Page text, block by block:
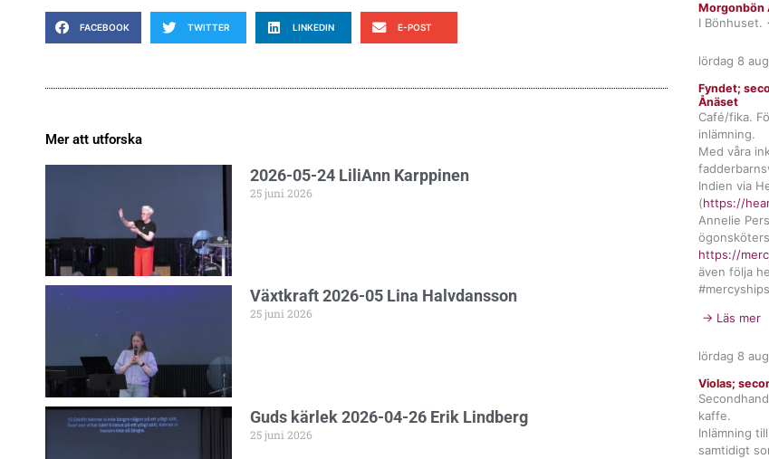
FACEBOOK TWITTER LINKEDIN E-POST
Mer att utforska
2026-05-24 LiliAnn Karppinen
25 juni 2026
Växtkraft 2026-05 Lina Halvdansson
25 juni 2026
Guds kärlek 2026-04-26 Erik Lindberg
25 juni 2026
Morgonbön
I Bönhuset.
lördag 8
Fyndet;
Ånäset
Café/fika.
inlämning.
Med våra
Indien via
(https://
Annelie
https://
även följa
→ Läs mer
lördag 8
Violas;
kaffe.
Inlämning
samtidigt